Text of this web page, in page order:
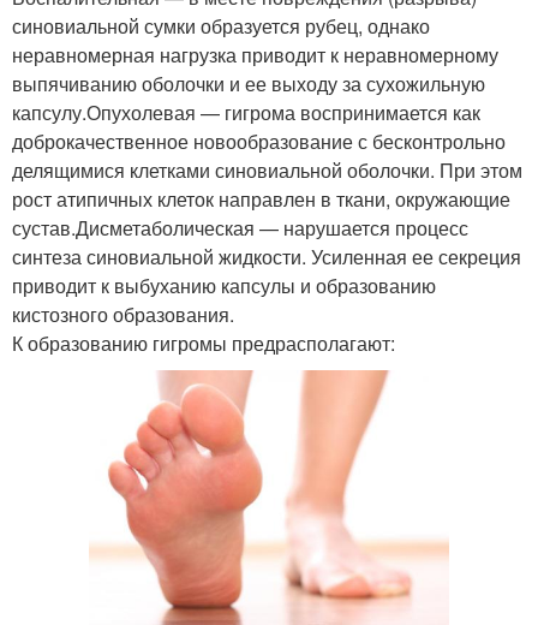
синовиальной сумки образуется рубец, однако
неравномерная нагрузка приводит к неравномерному
выпячиванию оболочки и ее выходу за сухожильную
капсулу.Опухолевая — гигрома воспринимается как
доброкачественное новообразование с бесконтрольно
делящимися клетками синовиальной оболочки. При этом
рост атипичных клеток направлен в ткани, окружающие
сустав.Дисметаболическая — нарушается процесс
синтеза синовиальной жидкости. Усиленная ее секреция
приводит к выбуханию капсулы и образованию
кистозного образования.
К образованию гигромы предрасполагают: